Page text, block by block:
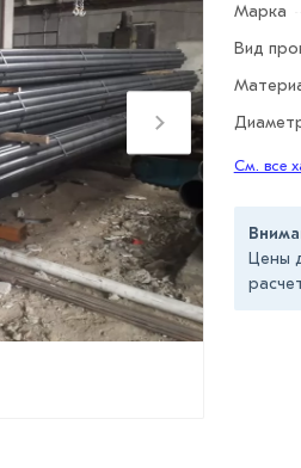
Марка
Вид
См. все
Цены